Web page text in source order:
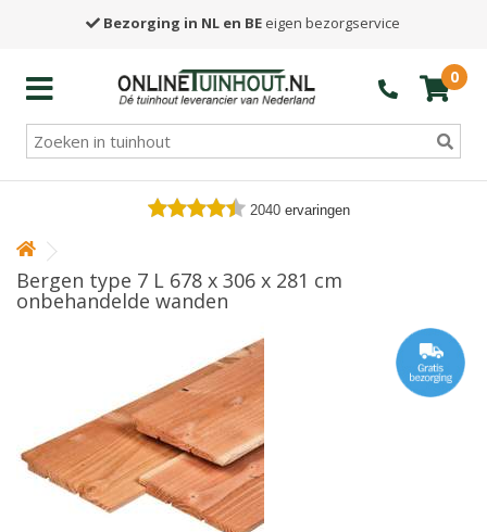
Bezorging in NL en BE eigen bezorgservice
0
2040 ervaringen
Bergen type 7 L 678 x 306 x 281 cm
onbehandelde wanden